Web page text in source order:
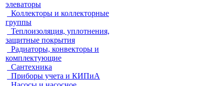
элеваторы
Коллекторы и коллекторные
группы
Теплоизоляция, уплотнения,
защитные покрытия
Радиаторы, конвекторы и
комплектующие
Сантехника
Приборы учета и КИПиА